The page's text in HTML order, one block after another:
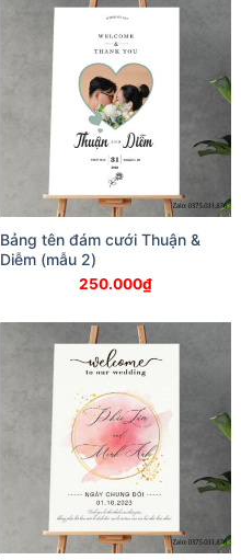
Bảng tên đám cưới Thuận &
Diễm (mẫu 2)
250.000₫